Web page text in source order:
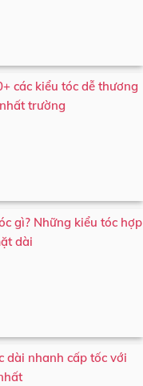
các kiểu tóc dễ thương
trường
gì? Những kiểu tóc hợp
dài
dài nhanh cấp tốc với